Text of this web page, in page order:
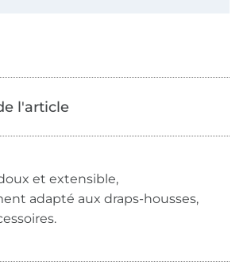
et extensible,
adapté aux draps-housses,